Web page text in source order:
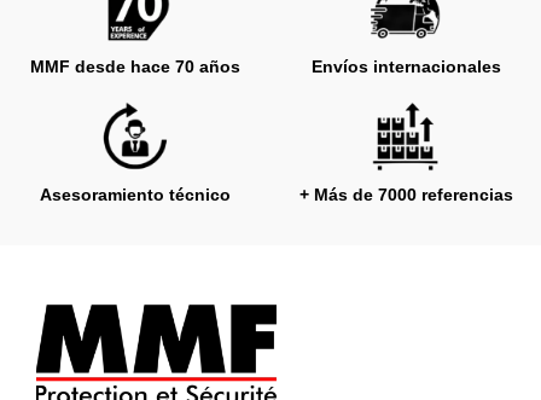
MMF desde hace 70 años Envíos internacionales
Asesoramiento técnico + Más de 7000 referencias